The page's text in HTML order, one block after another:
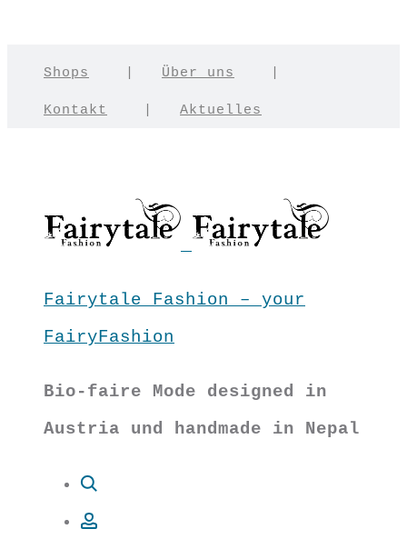
Shops Über uns
Kontakt Aktuelles
Fairytale Fashion – your
FairyFashion
Bio-faire Mode designed in
Austria und handmade in Nepal